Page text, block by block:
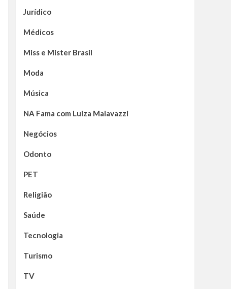
Jurídico
Médicos
Miss e Mister Brasil
Moda
Música
NA Fama com Luiza Malavazzi
Negócios
Odonto
PET
Religião
Saúde
Tecnologia
Turismo
TV